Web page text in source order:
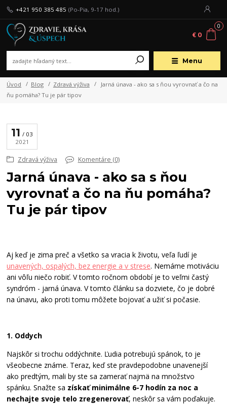
Menu
+421 950 385 485 (Po-Pia, 9-17 hod.)
0
€ 0
Úvod Blog Zdravá výživa
Jarná únava - ako sa s ňou vyrovnať a čo na
ňu pomáha? Tu je pár tipov
11
03
2021
Zdravá výživa Komentáre (0)
Jarná únava - ako sa s ňou
vyrovnať a čo na ňu pomáha?
Tu je pár tipov
Aj keď je zima preč a všetko sa vracia k životu, veľa ľudí je
unavených, ospalých, bez energie a v strese. Nemáme motiváciu
ani vôľu niečo robiť. V tomto ročnom období je to veľmi častý
syndróm - jarná únava. V tomto článku sa dozviete, čo je dobré
na únavu, ako proti tomu môžete bojovať a užiť si počasie.
1. Oddych
Najskôr si trochu oddýchnite. Ľudia potrebujú spánok, to je
všeobecne známe. Teraz, keď ste pravdepodobne unavenejší
ako predtým, mali by ste sa zamerať najmä na množstvo
spánku. Snažte sa získať minimálne 6-7 hodín za noc a
nechajte svoje telo zregenerovať, neskôr sa vám poďakuje.